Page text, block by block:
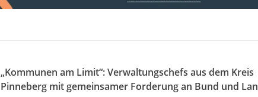
„Kommunen am Limit“: Verwaltungschefs aus dem Kreis
Pinneberg mit gemeinsamer Forderung an Bund und